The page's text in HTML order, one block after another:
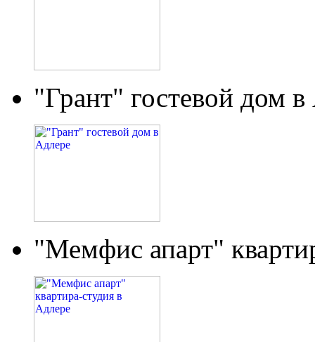
"Грант" гостевой дом
"Мемфис апарт"